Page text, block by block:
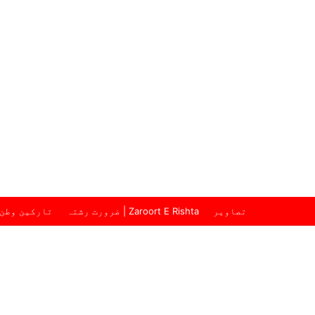
تارکین وطن ضرورت رشتہ | Zaroort E Rishta تصاویر